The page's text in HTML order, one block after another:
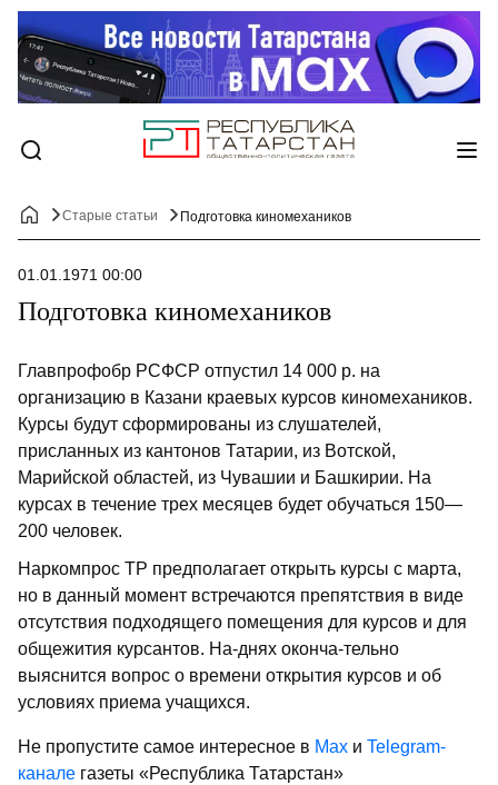
Старые статьи Подготовка киномехаников
01.01.1971 00:00
Подготовка киномехаников
Главпрофобр РСФСР отпустил 14 000 р. на
организацию в Казани краевых курсов киномехаников.
Курсы будут сформированы из слушателей,
присланных из кантонов Татарии, из Вотской,
Марийской областей, из Чувашии и Башкирии. На
курсах в течение трех месяцев будет обучаться 150—
200 человек.
Наркомпрос ТР предполагает открыть курсы с марта,
но в данный момент встречаются препятствия в виде
отсутствия подходящего помещения для курсов и для
общежития курсантов. На-днях оконча-тельно
выяснится вопрос о времени открытия курсов и об
условиях приема учащихся.
Не пропустите самое интересное в Max и Telegram-
канале газеты «Республика Татарстан»